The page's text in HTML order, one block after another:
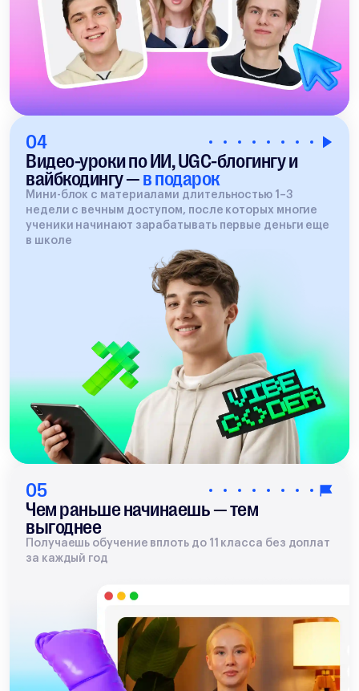
04
Видео-уроки по ИИ, UGC-блогингу и
вайбкодингу —в подарок
Мини-блок с материалами длительностью 1–3
недели с вечным доступом, после которых многие
ученики начинают зарабатывать первые деньги еще
в школе
05
Чем раньше начинаешь — тем
выгоднее
Получаешь обучение вплоть до 11 класса без доплат
за каждый год